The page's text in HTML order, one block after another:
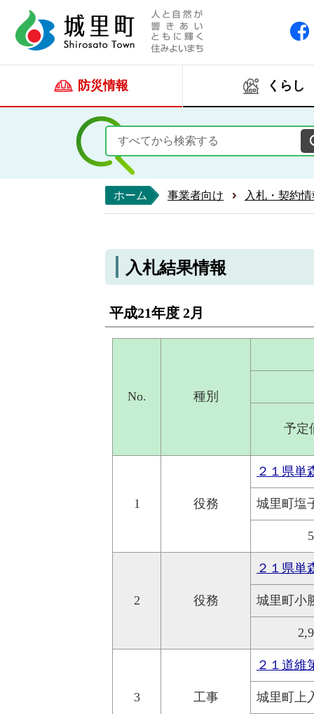
防災情報 くらし
ホーム 事業者向け 入札・契約
入札結果情報
平成21年度 2月
No. 種別
予定
1 役務
２１県単
城里町塩
2 役務
２１県単
城里町小
3 工事
２１道維
城里町上